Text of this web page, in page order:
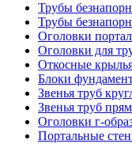
Трубы
Трубы
Оголовки
Оголовки для
Откосные
Блоки
Звенья труб
Звенья труб
Оголовки г-
Портальные